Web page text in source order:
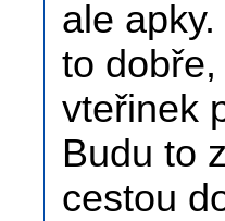
ale
to
vteřinek
Budu to
cestou